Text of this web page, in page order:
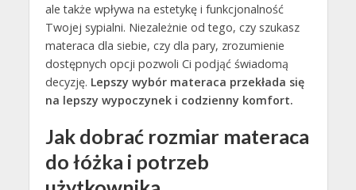
ale także wpływa na estetykę i funkcjonalność
Twojej sypialni. Niezależnie od tego, czy szukasz
materaca dla siebie, czy dla pary, zrozumienie
dostępnych opcji pozwoli Ci podjąć świadomą
decyzję. Lepszy wybór materaca przekłada się
na lepszy wypoczynek i codzienny komfort.
Jak dobrać rozmiar materaca
do łóżka i potrzeb